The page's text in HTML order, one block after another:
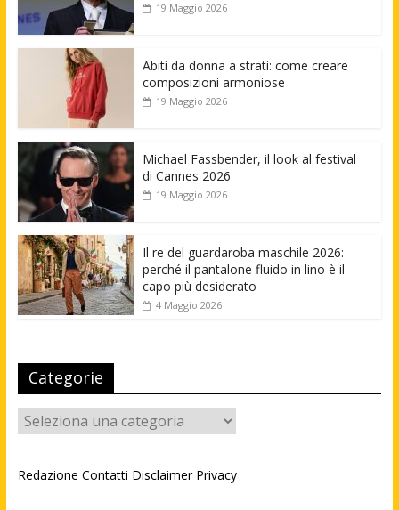
19 Maggio 2026
Abiti da donna a strati: come creare
composizioni armoniose
19 Maggio 2026
Michael Fassbender, il look al festival
di Cannes 2026
19 Maggio 2026
Il re del guardaroba maschile 2026:
perché il pantalone fluido in lino è il
capo più desiderato
4 Maggio 2026
Categorie
Categorie
Redazione Contatti Disclaimer Privacy